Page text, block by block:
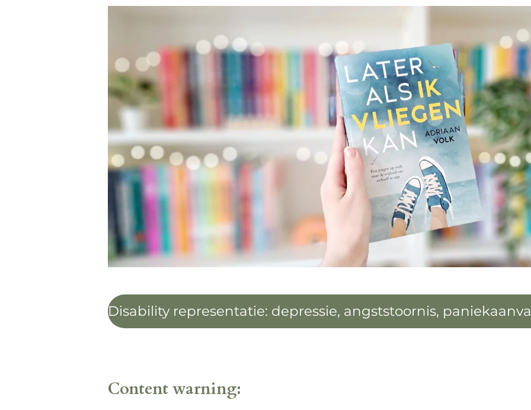
Disability representatie: depressie, angststoornis,
Content warning: